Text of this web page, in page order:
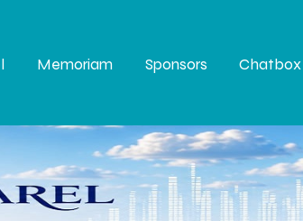
Memoriam Sponsors Chatbox